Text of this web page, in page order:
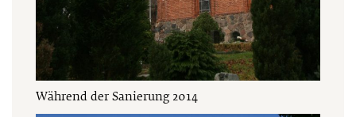
Während der Sanierung 2014